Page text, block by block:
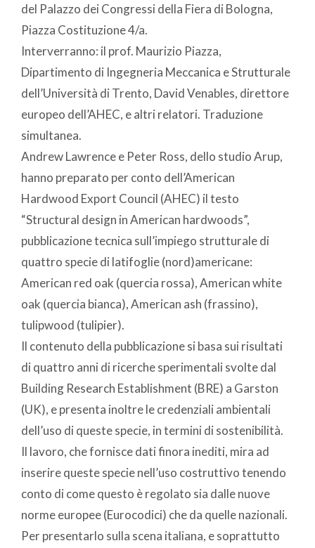
del Palazzo dei Congressi della Fiera di Bologna,
Piazza Costituzione 4/a.
Interverranno: il prof. Maurizio Piazza,
Dipartimento di Ingegneria Meccanica e Strutturale
dell’Università di Trento, David Venables, direttore
europeo dell’AHEC, e altri relatori. Traduzione
simultanea.
Andrew Lawrence e Peter Ross, dello studio Arup,
hanno preparato per conto dell’American
Hardwood Export Council (AHEC) il testo
“Structural design in American hardwoods”,
pubblicazione tecnica sull’impiego strutturale di
quattro specie di latifoglie (nord)americane:
American red oak (quercia rossa), American white
oak (quercia bianca), American ash (frassino),
tulipwood (tulipier).
Il contenuto della pubblicazione si basa sui risultati
di quattro anni di ricerche sperimentali svolte dal
Building Research Establishment (BRE) a Garston
(UK), e presenta inoltre le credenziali ambientali
dell’uso di queste specie, in termini di sostenibilità.
Il lavoro, che fornisce dati finora inediti, mira ad
inserire queste specie nell’uso costruttivo tenendo
conto di come questo è regolato sia dalle nuove
norme europee (Eurocodici) che da quelle nazionali.
Per presentarlo sulla scena italiana, e soprattutto